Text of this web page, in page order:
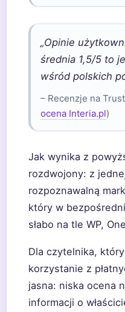
„Opinie
średnia 1,5/5 to
wśród polskich
– Recenzje na
ocena Interia.pl)
Jak wynika z
rozdwojony: z
rozpoznawalną
który w
słabo na tle WP,
Dla czytelnika,
korzystanie z
jasna: niska ocena
informacji o